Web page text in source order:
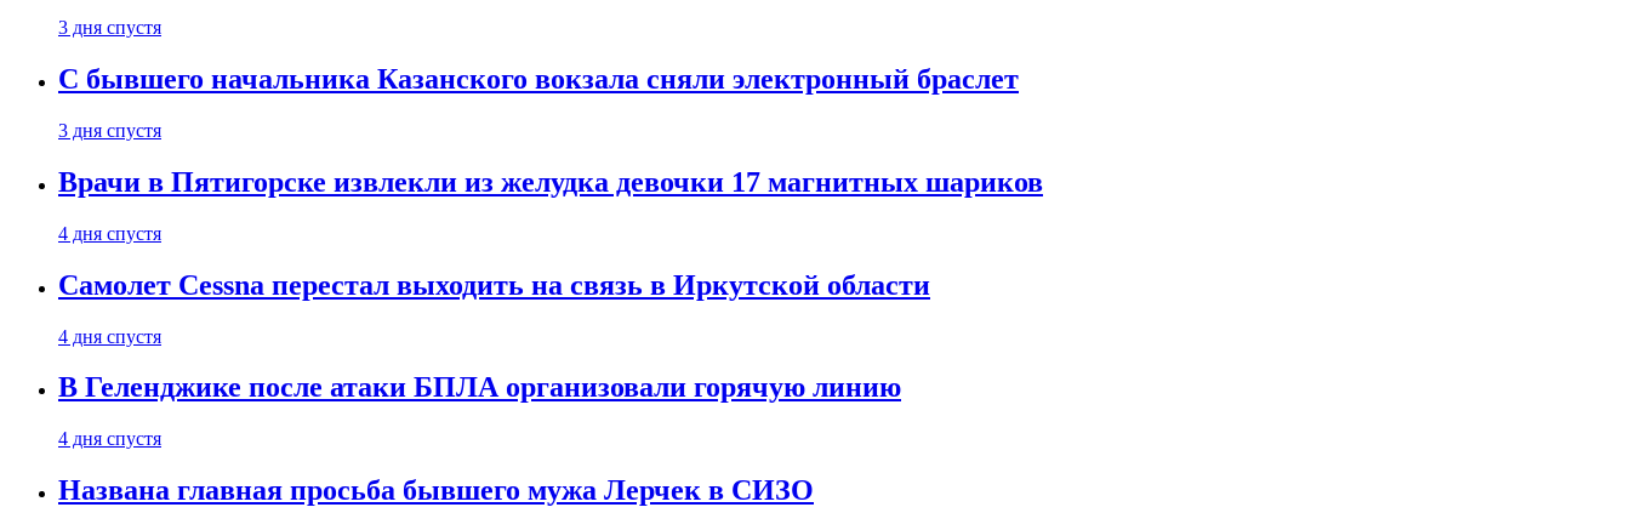
3 дня спустя
С бывшего начальника Казанского вокзала сняли электронный браслет
3 дня спустя
Врачи в Пятигорске извлекли из желудка девочки 17 магнитных шариков
4 дня спустя
Самолет Cessna перестал выходить на связь в Иркутской области
4 дня спустя
В Геленджике после атаки БПЛА организовали горячую линию
4 дня спустя
Названа главная просьба бывшего мужа Лерчек в СИЗО